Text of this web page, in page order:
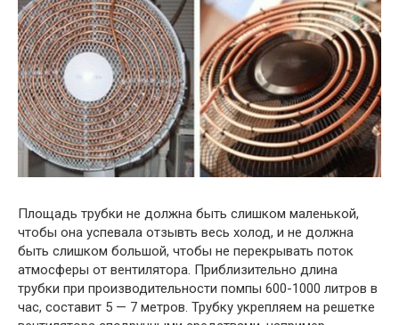
Площадь трубки не должна быть слишком маленькой,
чтобы она успевала отзывть весь холод, и не должна
быть слишком большой, чтобы не перекрывать поток
атмосферы от вентилятора. Приблизительно длина
трубки при производительности помпы 600-1000 литров в
час, составит 5 — 7 метров. Трубку укрепляем на решетке